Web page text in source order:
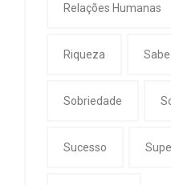
Relações Humanas
Riqueza
Sobriedade
Sucesso